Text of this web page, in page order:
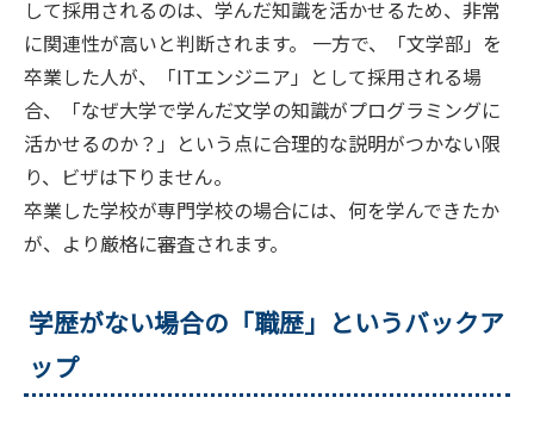
して採用されるのは、学んだ知識を活かせるため、非常
に関連性が高いと判断されます。 一方で、「文学部」を
卒業した人が、「ITエンジニア」として採用される場
合、「なぜ大学で学んだ文学の知識がプログラミングに
活かせるのか？」という点に合理的な説明がつかない限
り、ビザは下りません。
卒業した学校が専門学校の場合には、何を学んできたか
が、より厳格に審査されます。
学歴がない場合の「職歴」というバックア
ップ